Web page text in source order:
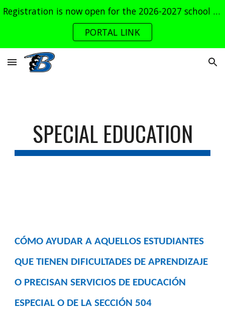
Skip to main content
Registration is now open for the 2026-2027 school year. Log into the parent portal now!
PORTAL LINK
SPECIAL EDUCATION
CÓMO AYUDAR A AQUELLOS ESTUDIANTES
QUE TIENEN DIFICULTADES DE APRENDIZAJE
O PRECISAN SERVICIOS DE EDUCACIÓN
ESPECIAL O DE LA SECCIÓN 504